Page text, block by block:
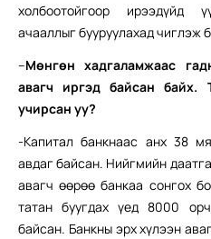
холбоотойгоор ирээдүйд
ачааллыг бууруулахад чиглэж
–Мөнгөн хадгаламжаас
авагч иргэд байсан байх.
учирсан уу?
-Капитал банкнаас анх 38
авдаг байсан. Нийгмийн
авагч өөрөө банкаа сонгох
татан буугдах үед 8000
байсан. Банкны эрх хүлээн